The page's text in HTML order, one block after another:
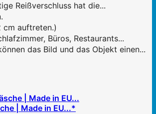
Reißverschluss hat die...
cm auftreten.)
Büros, Restaurants...
das Bild und das Objekt einen...
| Made in EU...*